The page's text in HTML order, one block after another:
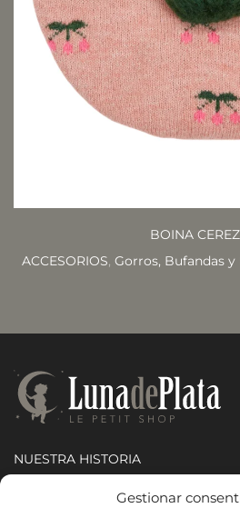
Gestionar
BOINA
ACCESORIOS, Gorros, Bufandas y
NUESTRA HISTORIA